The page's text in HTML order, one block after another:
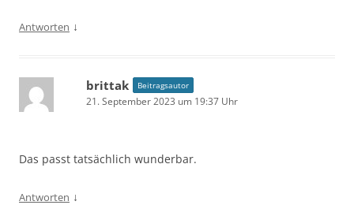
Antworten ↓
brittak Beitragsautor
21. September 2023 um 19:37 Uhr
Das passt tatsächlich wunderbar.
Antworten ↓